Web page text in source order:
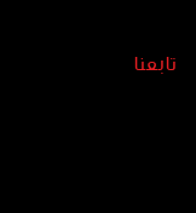
تابعنا